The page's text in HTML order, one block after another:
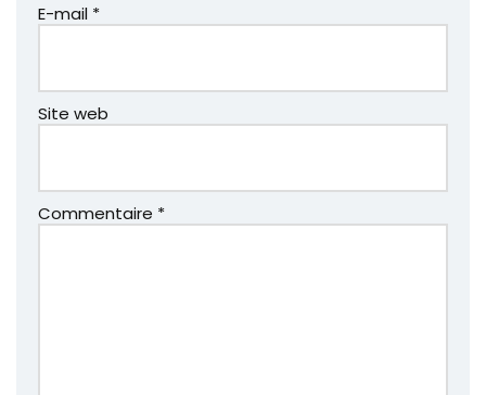
E-mail *
Site web
Commentaire *